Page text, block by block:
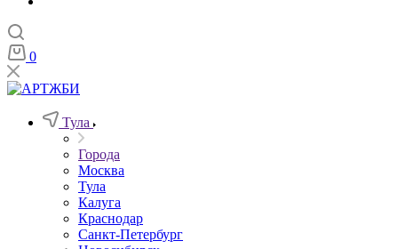
0
Тула
Города
Москва
Тула
Калуга
Краснодар
Санкт-Петербург